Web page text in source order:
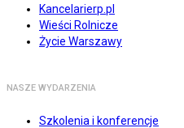
Kancelarierp.pl
Wieści Rolnicze
Życie Warszawy
NASZE WYDARZENIA
Szkolenia i konferencje